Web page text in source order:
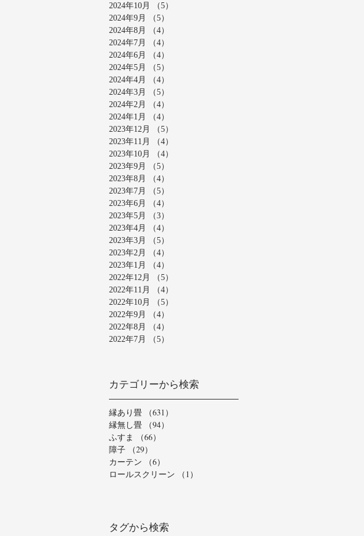
2024年10月
（5）
2024年9月
（5）
2024年8月
（4）
2024年7月
（4）
2024年6月
（4）
2024年5月
（5）
2024年4月
（4）
2024年3月
（5）
2024年2月
（4）
2024年1月
（4）
2023年12月
（5）
2023年11月
（4）
2023年10月
（4）
2023年9月
（5）
2023年8月
（4）
2023年7月
（5）
2023年6月
（4）
2023年5月
（3）
2023年4月
（4）
2023年3月
（5）
2023年2月
（4）
2023年1月
（4）
2022年12月
（5）
2022年11月
（4）
2022年10月
（5）
2022年9月
（4）
2022年8月
（4）
2022年7月
（5）
カテゴリーから検索
縁あり畳 （631）
縁無し畳
（94）
ふすま
（66）
障子
（29）
カーテン
（6）
ロールスクリーン
（1）
タグから検索